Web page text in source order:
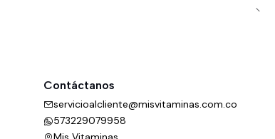
Contáctanos
servicioalcliente@misvitaminas.com.co
573229079958